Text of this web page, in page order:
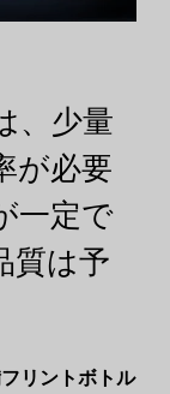
、少量
が必要
一定で
質は予
リントボトル